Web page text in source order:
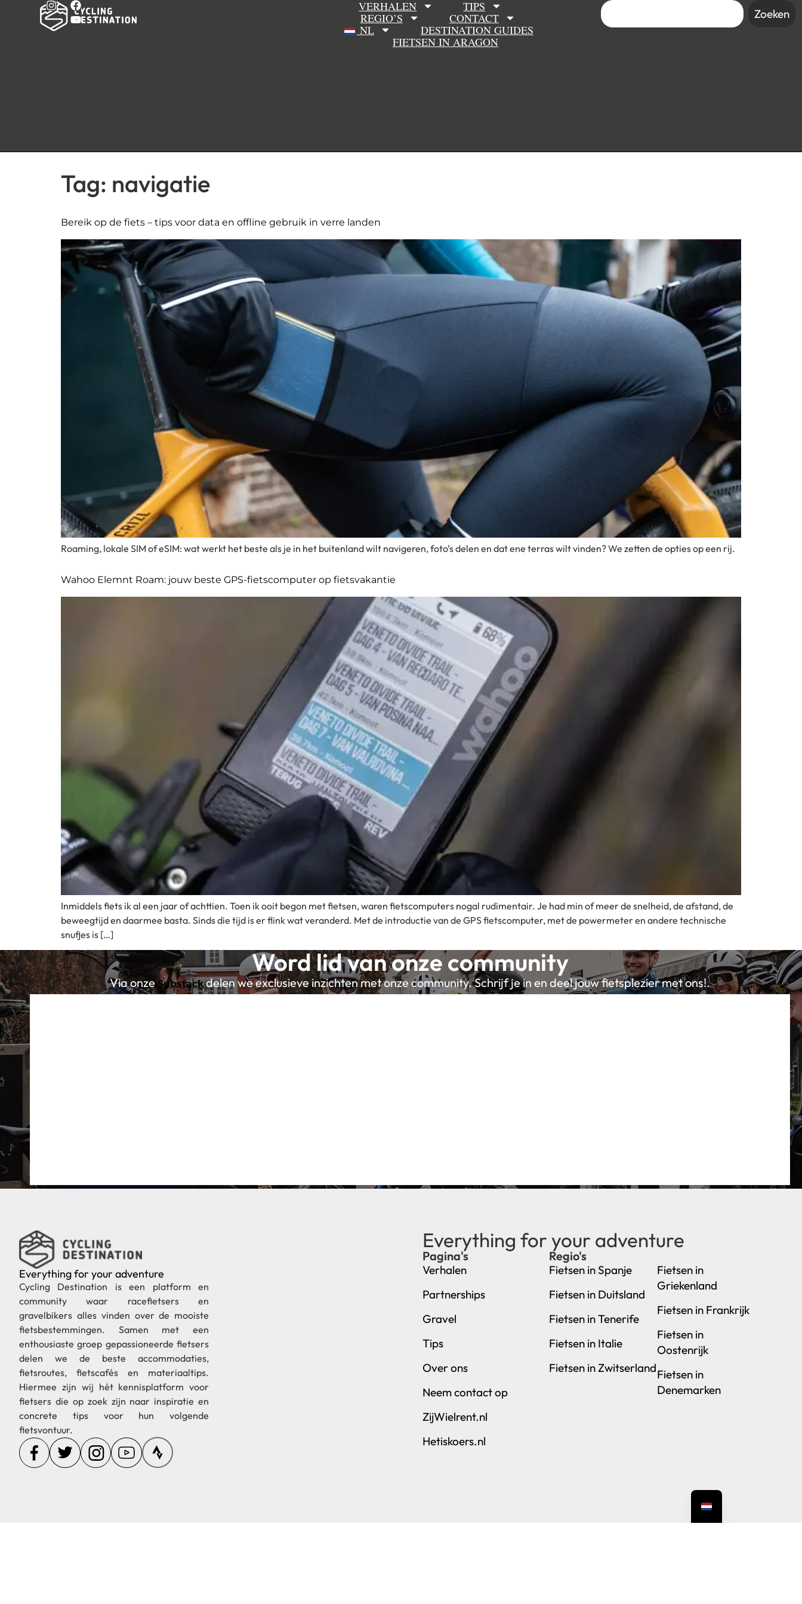
VERHALEN
TIPS
REGIO’S
CONTACT
NL
DESTINATION GUIDES
FIETSEN IN ARAGON
Zoeken
Tag: navigatie
Bereik op de fiets – tips voor data en offline gebruik in verre landen
Roaming, lokale SIM of eSIM: wat werkt het beste als je in het buitenland wilt navigeren, foto’s delen en dat ene terras wilt vinden? We zetten de opties op een rij.
Wahoo Elemnt Roam: jouw beste GPS-fietscomputer op fietsvakantie
Inmiddels fiets ik al een jaar of achttien. Toen ik ooit begon met fietsen, waren fietscomputers nogal rudimentair. Je had min of meer de snelheid, de afstand, de
beweegtijd en daarmee basta. Sinds die tijd is er flink wat veranderd. Met de introductie van de GPS fietscomputer, met de powermeter en andere technische
snufjes is […]
Word lid van onze community
Via onzeSubstackdelen we exclusieve inzichten met onze community. Schrijf je in en deel jouw fietsplezier met ons!.
Everything for your adventure
Cycling Destination is een platform en
community waar racefietsers en
gravelbikers alles vinden over de mooiste
fietsbestemmingen. Samen met een
enthousiaste groep gepassioneerde fietsers
delen we de beste accommodaties,
fietsroutes, fietscafés en materiaaltips.
Hiermee zijn wij hét kennisplatform voor
fietsers die op zoek zijn naar inspiratie en
concrete tips voor hun volgende
fietsvontuur.
Everything for your adventure
Pagina's
Verhalen
Partnerships
Gravel
Tips
Over ons
Neem contact op
ZijWielrent.nl
Hetiskoers.nl
Regio's
Fietsen in Spanje
Fietsen in Duitsland
Fietsen in Tenerife
Fietsen in Italie
Fietsen in Zwitserland
Fietsen in
Griekenland
Fietsen in Frankrijk
Fietsen in
Oostenrijk
Fietsen in
Denemarken